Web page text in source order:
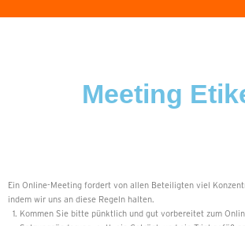
Meeting
Ein Online-Meeting fordert von allen Beteiligten viel
indem wir uns an diese Regeln halten.
Kommen Sie bitte pünktlich und gut vorbereitet zum